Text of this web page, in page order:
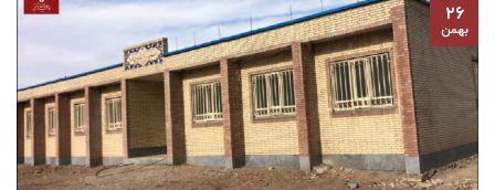
۲۶
بهمن